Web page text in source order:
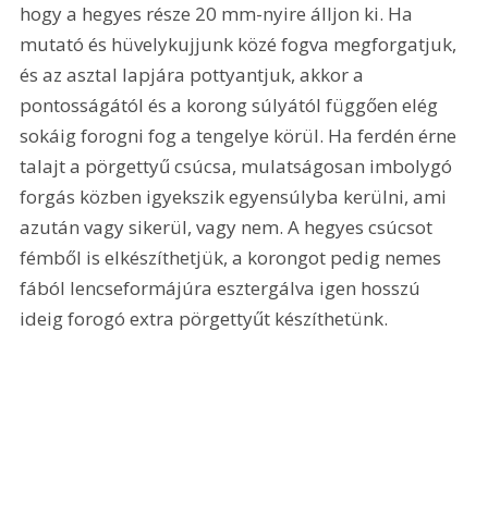
hogy a hegyes része 20 mm-nyire álljon ki. Ha
mutató és hüvelykujjunk közé fogva megforgatjuk,
és az asztal lapjára pottyantjuk, akkor a
pontosságától és a korong súlyától függően elég
sokáig forogni fog a tengelye körül. Ha ferdén érne
talajt a pörgettyű csúcsa, mulatságosan imbolygó
forgás közben igyekszik egyensúlyba kerülni, ami
azután vagy sikerül, vagy nem. A hegyes csúcsot
fémből is elkészíthetjük, a korongot pedig nemes
fából lencseformájúra esztergálva igen hosszú
ideig forogó extra pörgettyűt készíthetünk.